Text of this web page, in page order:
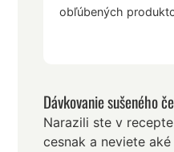
obľúbených
Dávkovanie sušeného
Narazili ste v
cesnak a neviete